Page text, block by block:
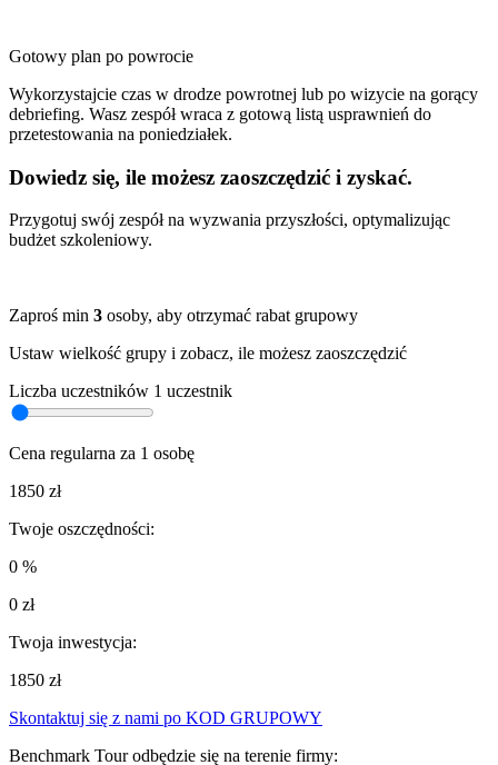
Gotowy plan po powrocie
Wykorzystajcie czas w drodze powrotnej lub po wizycie na gorący
debriefing. Wasz zespół wraca z gotową listą usprawnień do
przetestowania na poniedziałek.
Dowiedz się, ile możesz zaoszczędzić i zyskać.
Przygotuj swój zespół na wyzwania przyszłości, optymalizując
budżet szkoleniowy.
Zaproś min 3 osoby, aby otrzymać rabat grupowy
Ustaw wielkość grupy i zobacz, ile możesz zaoszczędzić
Liczba uczestników 1 uczestnik
Cena regularna za 1 osobę
1850 zł
Twoje oszczędności:
0 %
0 zł
Twoja inwestycja:
1850 zł
Skontaktuj się z nami po KOD GRUPOWY
Benchmark Tour odbędzie się na terenie firmy: